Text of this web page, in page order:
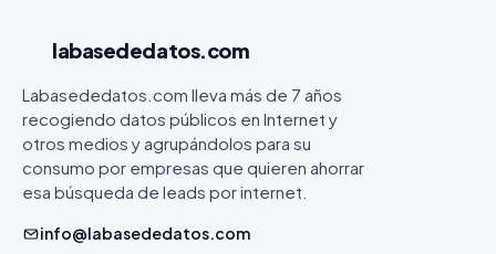
labasededatos.com
Labasededatos.com lleva más de 7 años
recogiendo datos públicos en Internet y
otros medios y agrupándolos para su
consumo por empresas que quieren ahorrar
esa búsqueda de leads por internet.
info@labasededatos.com